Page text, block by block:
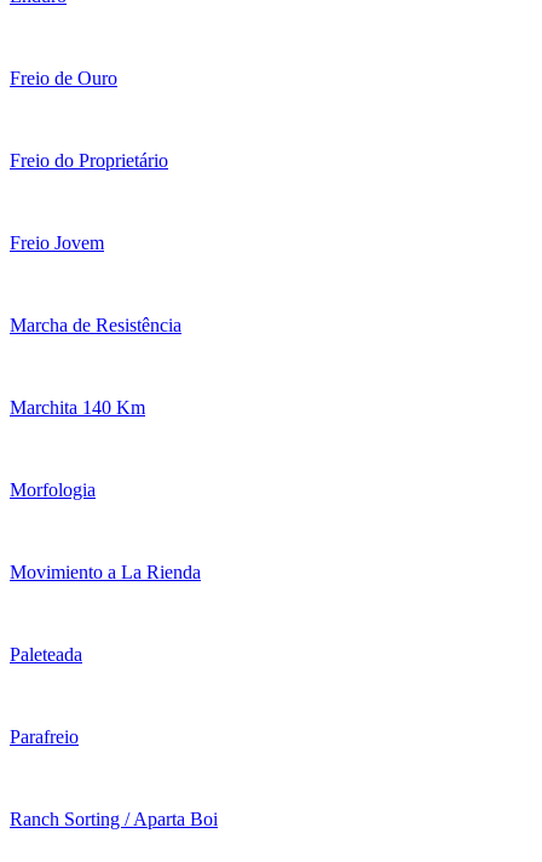
Freio de Ouro
Freio do Proprietário
Freio Jovem
Marcha de Resistência
Marchita 140 Km
Morfologia
Movimiento a La Rienda
Paleteada
Parafreio
Ranch Sorting / Aparta Boi